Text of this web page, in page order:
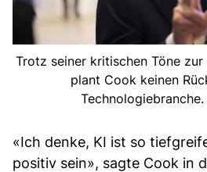
Trotz seiner kritischen Töne
plant Cook keinen
«Ich denke, KI ist so
positiv sein», sagte Cook in